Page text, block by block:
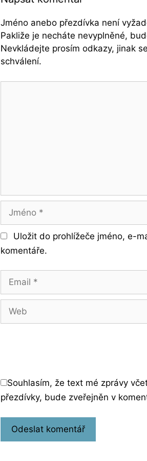
Jméno anebo přezdívka není
Pakliže je necháte nevyplněné,
Nevkládejte prosím odkazy, jinak
schválení.
Jméno
Uložit do prohlížeče jméno, e-
komentáře.
Email
Web
Souhlasím, že text mé zprávy
přezdívky, bude zveřejněn v